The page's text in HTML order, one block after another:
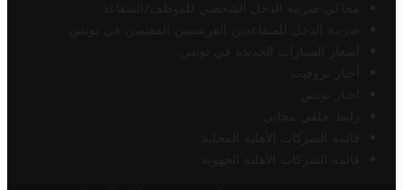
محاكي ضريبة الدخل الشخصي للموظف/المتقاعد
ضريبة الدخل للمتقاعدين الفرنسيين المقيمين في تونس
أسعار السيارات الجديدة في تونس
أخبار تروفيت
أخبار تونس
رابط خلفي مجاني
قائمة الشركات الأهلية المحلية
قائمة الشركات الأهلية الجهوية